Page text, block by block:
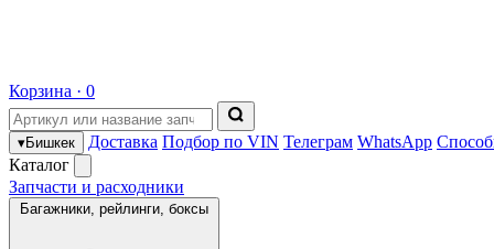
Корзина · 0
▾Бишкек Доставка Подбор по VIN Телеграм WhatsApp
Каталог
Запчасти и расходники
Багажники, рейлинги, боксы